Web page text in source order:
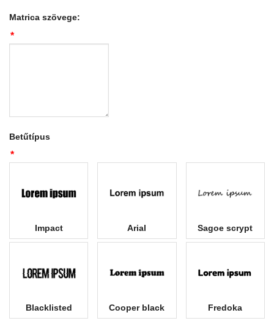
Matrica szövege:
*
Betűtípus
*
Impact Arial Sagoe scrypt
Blacklisted Cooper black Fredoka